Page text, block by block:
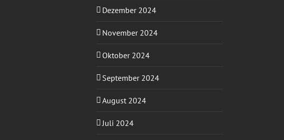
Dezember 2024
November 2024
Oktober 2024
September 2024
August 2024
Juli 2024